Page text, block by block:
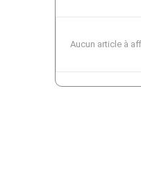
Aucun article à